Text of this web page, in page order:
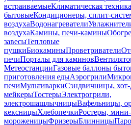
встраиваемыеКлиматическая техника
бытовыеКондиционеры, сплит-
воздухаВодонагреватели
воздухаКамины, печи-камины
завесыТепловые
пушкиБиокаминыПроветриватели
печиПорталы для каминов
МетеостанцииГазовые баллоны
приготовления едыАэрогрили
печиМультиваркиСэндвичницы, хот-
мейкерыТостерыЭлектрогрили,
электрошашлычницыВафельницы,
кексницыХлебопечкиРостеры,
мороженицыФризерыБлинницы